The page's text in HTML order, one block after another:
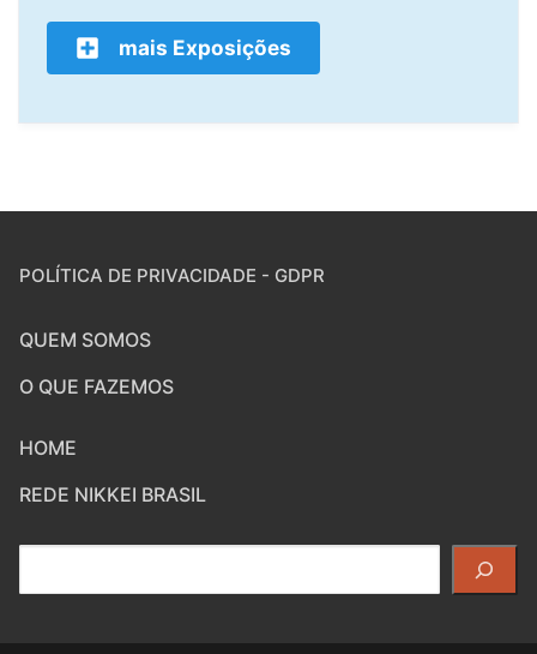
mais Exposições
POLÍTICA DE PRIVACIDADE - GDPR
QUEM SOMOS
O QUE FAZEMOS
HOME
REDE NIKKEI BRASIL